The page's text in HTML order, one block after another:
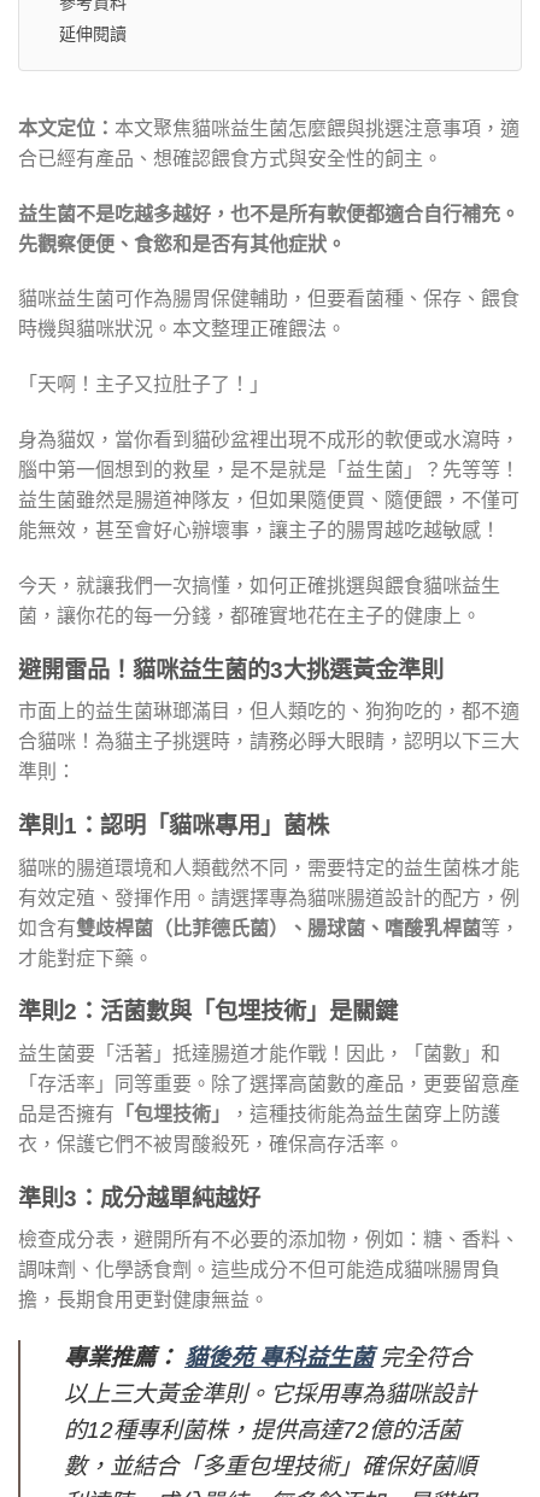
延伸閱讀
本文定位： 本文聚焦貓咪益生菌怎麼餵與挑選注意事項，適
合已經有產品、想確認餵食方式與安全性的飼主。
益生菌不是吃越多越好，也不是所有軟便都適合自行補充。
先觀察便便、食慾和是否有其他症狀。
貓咪益生菌可作為腸胃保健輔助，但要看菌種、保存、餵食
時機與貓咪狀況。本文整理正確餵法。
「天啊！主子又拉肚子了！」
身為貓奴，當你看到貓砂盆裡出現不成形的軟便或水瀉時，
腦中第一個想到的救星，是不是就是「益生菌」？先等等！
益生菌雖然是腸道神隊友，但如果隨便買、隨便餵，不僅可
能無效，甚至會好心辦壞事，讓主子的腸胃越吃越敏感！
今天，就讓我們一次搞懂，如何正確挑選與餵食貓咪益生
菌，讓你花的每一分錢，都確實地花在主子的健康上。
避開雷品！貓咪益生菌的3大挑選黃金準則
市面上的益生菌琳瑯滿目，但人類吃的、狗狗吃的，都不適
合貓咪！為貓主子挑選時，請務必睜大眼睛，認明以下三大
準則：
準則1：認明「貓咪專用」菌株
貓咪的腸道環境和人類截然不同，需要特定的益生菌株才能
有效定殖、發揮作用。請選擇專為貓咪腸道設計的配方，例
如含有雙歧桿菌（比菲德氏菌）、腸球菌、嗜酸乳桿菌等，
才能對症下藥。
準則2：活菌數與「包埋技術」是關鍵
益生菌要「活著」抵達腸道才能作戰！因此，「菌數」和
「存活率」同等重要。除了選擇高菌數的產品，更要留意產
品是否擁有 「包埋技術」
，這種技術能為益生菌穿上防護
衣，保護它們不被胃酸殺死，確保高存活率。
準則3：成分越單純越好
檢查成分表，避開所有不必要的添加物，例如：糖、香料、
調味劑、化學誘食劑。這些成分不但可能造成貓咪腸胃負
擔，長期食用更對健康無益。
專業推薦： 貓後苑 專科益生菌完全符合
以上三大黃金準則。它採用專為貓咪設計
的12種專利菌株，提供高達72億的活菌
數，並結合「多重包埋技術」確保好菌順